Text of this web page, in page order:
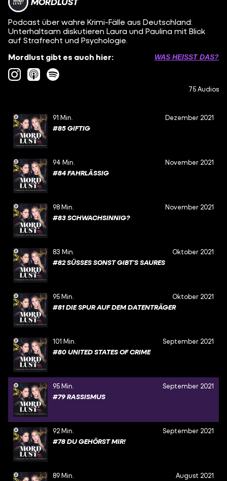
Podcast über wahre Krimi-Fälle aus Deutschland:
Unterhaltsam diskutieren Laura und Paulina mit Blick
auf Strafrecht und Psychologie.
Mordlust gibt es auch hier:
WAS HEISST DAS?
75 Audios
91 Min. Dezember 2021
#85 GIFTIG
94 Min. November 2021
#84 FAHRLÄSSIG
98 Min. November 2021
#83 SCHWACHSINNIG?
83 Min. Oktober 2021
#82 SÜSSES SONST GIBT’S SAURES
95 Min. Oktober 2021
#81 DIE SPUR AUF DEM DATENTRÄGER
101 Min. September 2021
#80 UNITED STATES OF CRIME
95 Min. September 2021
#79 RASSISMUS
92 Min. September 2021
#78 DU GEHÖRST MIR!
89 Min. August 2021